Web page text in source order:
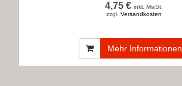
4,75 € inkl. MwSt.
zzgl. Versandkosten
Mehr Informationen